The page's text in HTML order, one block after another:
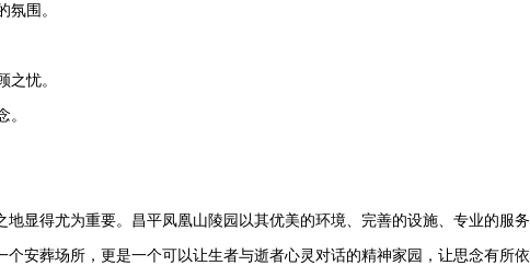
围。
忧。
显得尤为重要。 昌平凤凰山陵园 以其优美的环境、完善的设施、专业的服务
安葬场所，更是一个可以让生者与逝者心灵对话的精神家园，让思念有所依